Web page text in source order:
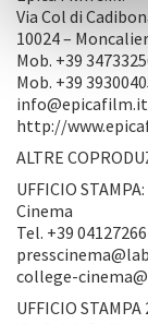
Via Col di
10024 –
Mob. +39
Mob. +39
info@epicafilm.it
http://
ALTRE
UFFICIO
Cinema
Tel. +39
college-
UFFICIO